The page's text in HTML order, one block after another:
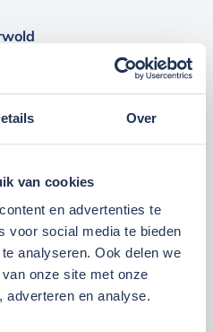
Over
van cookies
en advertenties te
voor social media te bieden
analyseren. Ook delen we
onze site met onze
adverteren en analyse.
Broeksteeg 1 in Ede.
Bereikbaar via0318-
Maandag t/m vrijdag